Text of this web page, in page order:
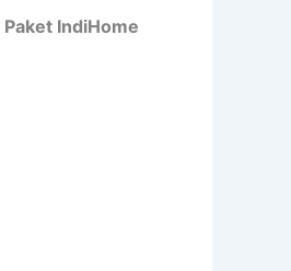
Paket IndiHome